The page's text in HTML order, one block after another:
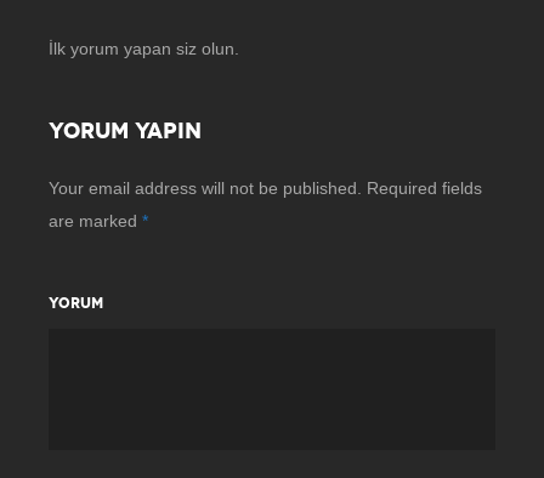
İlk yorum yapan siz olun.
YORUM YAPIN
Your email address will not be published.
Required fields
are marked *
YORUM